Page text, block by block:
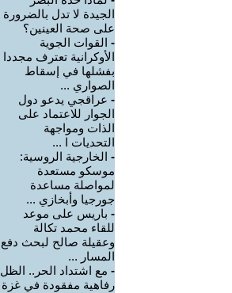
الجيدة لا تدل بالضرورة
على صحة العينين؟
- القوات الجوية
الأوكرانية تعترف مجددا
بفشلها في إسقاط
الصواري ...
- عراقجي يدعو دول
الجوار للاعتماد على
الذات ومواجهة
التحديات ا ...
- الخارجية الروسية:
موسكو مستعدة
لمواصلة مساعدة
جورجيا وأبخازي ...
- باريس على موعد
للقاء محمد تكالة
وعقيلة صالح لبحث دفع
المسار ...
- مع اشتداد الحر.. الظل
رفاهية مفقودة في غزة